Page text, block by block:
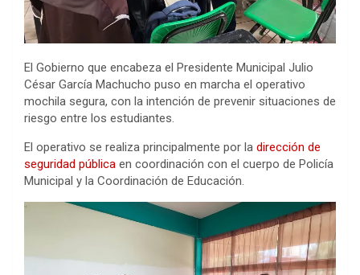
El Gobierno que encabeza el Presidente Municipal Julio
César García Machucho puso en marcha el operativo
mochila segura, con la intención de prevenir situaciones de
riesgo entre los estudiantes.
El operativo se realiza principalmente por la dirección de
seguridad pública en coordinación con el cuerpo de Policía
Municipal y la Coordinación de Educación.